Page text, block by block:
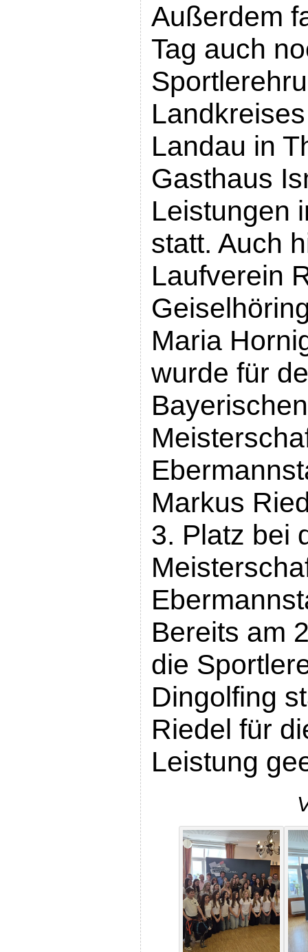
Außerdem
Tag auch
Landau in
Gasthaus
Leistungen
statt. Auch
Laufverein
Maria
wurde für
Markus
3. Platz bei
Bereits am
die
Dingolfing
Riedel für
Leistung